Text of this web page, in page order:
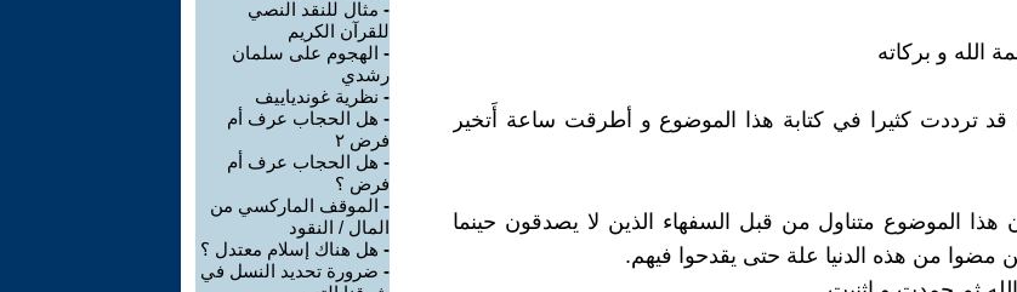
الله و بركاته
قد ترددت كثيرا في كتابة هذا الموضوع و أطرقت ساعة أَتخير
الموضوع متناول من قبل السفهاء الذين لا يصدقون حينما
من هذه الدنيا علة حتى يقدحوا فيهم.
- مثال للنقد النصي
للقرآن الكريم
- الهجوم على سلمان
رشدي
- نظرية غوندياييف
- هل الحجاب عرف أم
فرض ٢
- هل الحجاب عرف أم
فرض ؟
- الموقف الماركسي من
المال / النقود
- هل هناك إسلام معتدل ؟
- ضرورة تحديد النسل في